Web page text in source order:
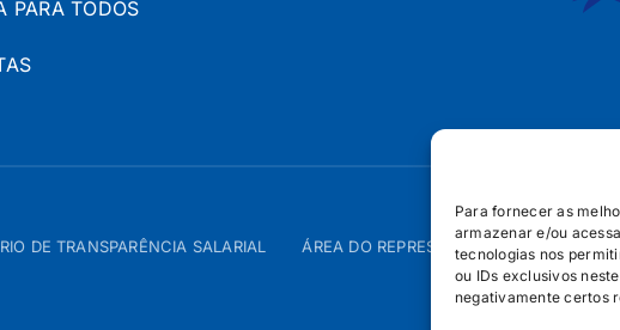
Para fornecer as
armazenar e/ou
tecnologias nos
ou IDs exclusivos
negativamente certos
PARA TODOS
DE TRANSPARÊNCIA SALARIAL ÁREA DO REPRESENTANTE – B2B